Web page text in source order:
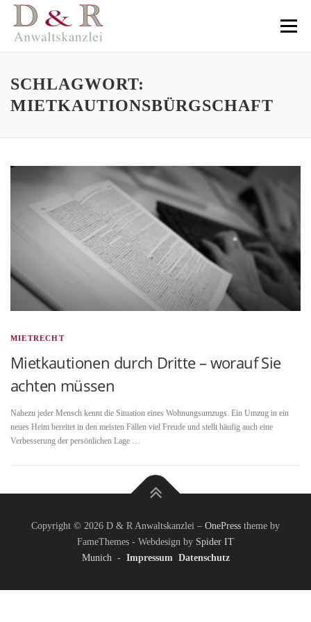
Direkt
Inhalt
Menü
SCHLAGWORT:
MIETKAUTIONSBÜRGSCHAFT
MIETRECHT
Mietkautionen durch Dritte – worauf Sie
achten müssen
Nahezu jeder Mensch kennt die Situation eines Wohnungsumzugs. Ein Umzug in ein
neues Heim bereitet in den meisten Fällen viel Freude und stellt häufig auch eine
Verbesserung der persönlichen Lage …
Copyright © 2026 D & R Anwaltskanzlei – OnePress theme by
FameThemes - Webdesign by Spider IT
Munich- Impressum Datenschutz